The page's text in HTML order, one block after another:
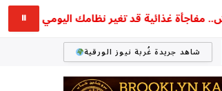
غذائية قد تغير نظامك اليومي ⏸
شاهد جريدة غُربة نيوز الورقية